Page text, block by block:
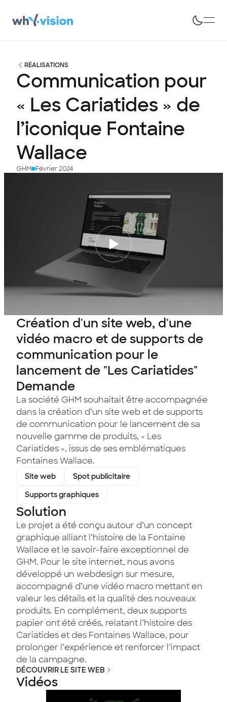
RÉALISATIONS
Communication pour
« Les Cariatides » de
l’iconique Fontaine
Wallace
GHM Février 2024
Création d'un site web, d'une
vidéo macro et de supports de
communication pour le
lancement de "Les Cariatides"
Demande
La société GHM souhaitait être accompagnée
dans la création d’un site web et de supports
de communication pour le lancement de sa
nouvelle gamme de produits, « Les
Cariatides », issus de ses emblématiques
Fontaines Wallace.
Site web
Spot publicitaire
Supports graphiques
Solution
Le projet a été conçu autour d’un concept
graphique alliant l’histoire de la Fontaine
Wallace et le savoir-faire exceptionnel de
GHM. Pour le site internet, nous avons
développé un webdesign sur mesure,
accompagné d’une vidéo macro mettant en
valeur les détails et la qualité des nouveaux
produits. En complément, deux supports
papier ont été créés, relatant l’histoire des
Cariatides et des Fontaines Wallace, pour
prolonger l’expérience et renforcer l’impact
de la campagne.
DÉCOUVRIR LE SITE WEB
Vidéos